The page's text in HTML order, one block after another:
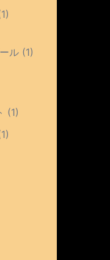
ル(1)
(1)